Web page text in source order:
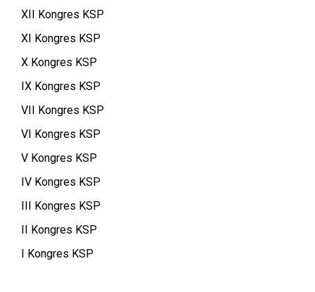
XII Kongres KSP
XI Kongres KSP
X Kongres KSP
IX Kongres KSP
VII Kongres KSP
VI Kongres KSP
V Kongres KSP
IV Kongres KSP
III Kongres KSP
II Kongres KSP
I Kongres KSP